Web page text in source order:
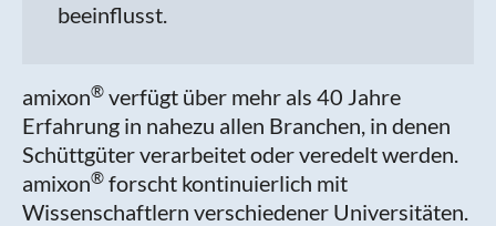
beeinflusst.
amixon® verfügt über mehr als 40 Jahre
Erfahrung in nahezu allen Branchen, in denen
Schüttgüter verarbeitet oder veredelt werden.
amixon® forscht kontinuierlich mit
Wissenschaftlern verschiedener Universitäten.